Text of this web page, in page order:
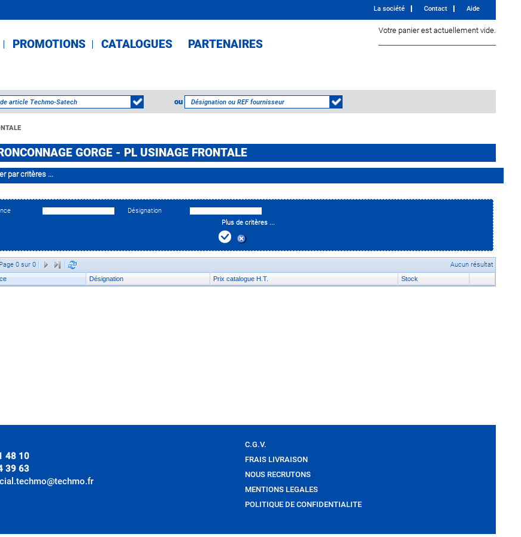
Aide
Contact
La société
PROMOTIONS CATALOGUES PARTENAIRES
Votre panier est actuellement vide.
ou
GORGE - PL USINAGE FRONTALE
par critères ...
Désignation
Plus de critères ...
Aucun résultat
Page 0 sur 0
Désignation Prix catalogue H.T. Stock
48 10
39 63
C.G.V.
FRAIS LIVRAISON
NOUS RECRUTONS
MENTIONS LEGALES
POLITIQUE DE CONFIDENTIALITE